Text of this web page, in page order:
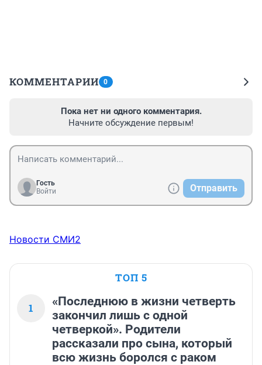
КОММЕНТАРИИ 0
Пока нет ни одного комментария.
Начните обсуждение первым!
Гость
Войти
Отправить
Новости СМИ2
ТОП 5
1
«Последнюю в жизни четверть
закончил лишь с одной
четверкой». Родители
рассказали про сына, который
всю жизнь боролся с раком